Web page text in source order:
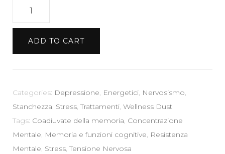
Mind
Memoria
Stress
Umore
Mentale
quantity
ADD TO CART
Categories: Depressione, Energetici, Nervosismo,
Stanchezza, Stress,Trattamenti, Wellness Dust
Tags: Coadiuvate della memoria, Concentrazione
Mentale, Memoria e funzioni cognitive, Resistenza
Mentale, Stress,Tensione Nervosa